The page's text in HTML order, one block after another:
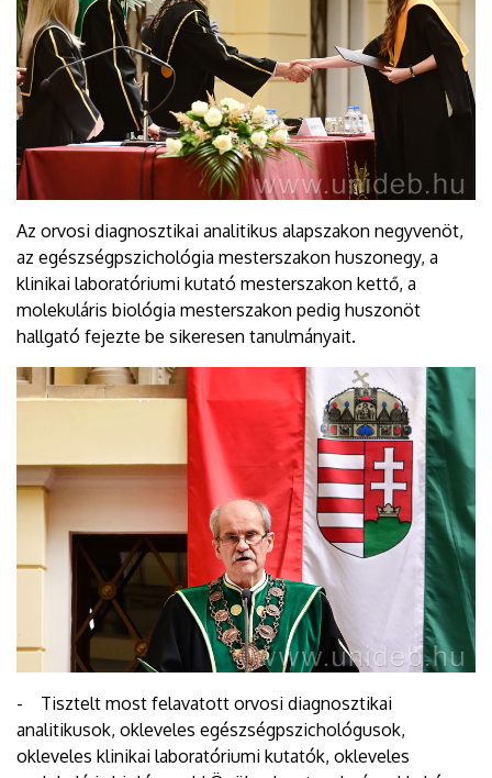
Az orvosi diagnosztikai analitikus alapszakon negyvenöt,
az egészségpszichológia mesterszakon huszonegy, a
klinikai laboratóriumi kutató mesterszakon kettő, a
molekuláris biológia mesterszakon pedig huszonöt
hallgató fejezte be sikeresen tanulmányait.
- Tisztelt most felavatott orvosi diagnosztikai
analitikusok, okleveles egészségpszichológusok,
okleveles klinikai laboratóriumi kutatók, okleveles